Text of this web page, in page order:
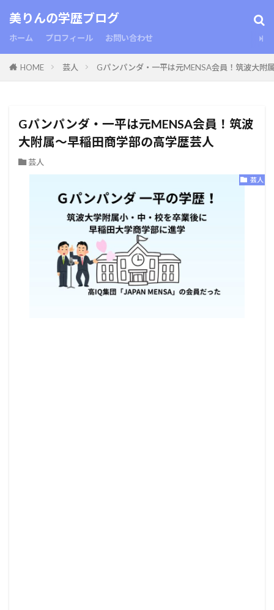
美りんの学歴ブログ
ホーム プロフィール お問い合わせ
HOME 芸人 Gパンパンダ・一平は元MENSA会員！筑波大附
Gパンパンダ・一平は元MENSA会員！筑波
大附属〜早稲田商学部の高学歴芸人
芸人
芸人